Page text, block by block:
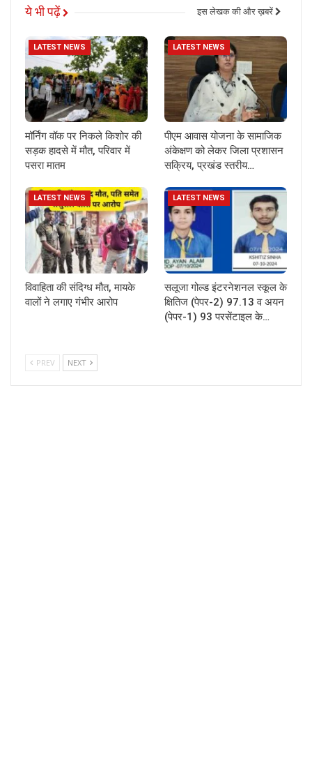
ये भी पढ़ें इस लेखक की और ख़बरें
LATEST NEWS
मॉर्निंग वॉक पर निकले किशोर की
सड़क हादसे में मौत, परिवार में
पसरा मातम
LATEST NEWS
पीएम आवास योजना के सामाजिक
अंकेक्षण को लेकर जिला प्रशासन
सक्रिय, प्रखंड स्तरीय…
LATEST NEWS
विवाहिता की संदिग्ध मौत, मायके
वालों ने लगाए गंभीर आरोप
LATEST NEWS
सलूजा गोल्ड इंटरनेशनल स्कूल के
क्षितिज (पेपर-2) 97.13 व अयन
(पेपर-1) 93 परसेंटाइल के…
PREV NEXT